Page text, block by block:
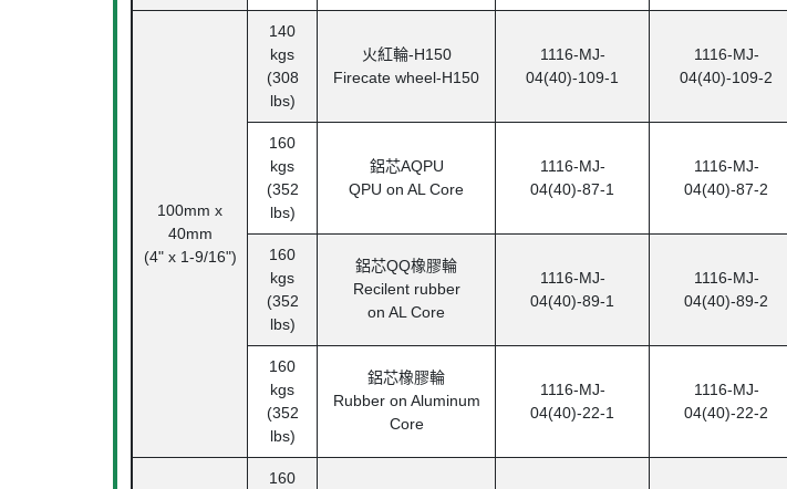
100mm x
40mm
(4" x 1-9/16")
140
kgs
(308
lbs)
火紅輪-H150
Firecate wheel-H150
1116-MJ-
04(40)-109-1
1116-MJ-
04(40)-109-2
160
kgs
(352
lbs)
鋁芯AQPU
QPU on AL Core
1116-MJ-
04(40)-87-1
1116-MJ-
04(40)-87-2
160
kgs
(352
lbs)
鋁芯QQ橡膠輪
Recilent rubber
on AL Core
1116-MJ-
04(40)-89-1
1116-MJ-
04(40)-89-2
160
kgs
(352
lbs)
鋁芯橡膠輪
Rubber on Aluminum
Core
1116-MJ-
04(40)-22-1
1116-MJ-
04(40)-22-2
160